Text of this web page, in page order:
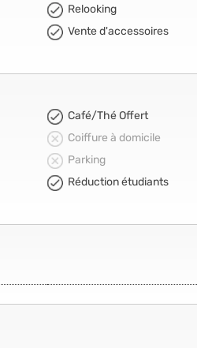
Relooking
Vente d'accessoires
Café/Thé Offert
Coiffure à domicile
Parking
Réduction étudiants